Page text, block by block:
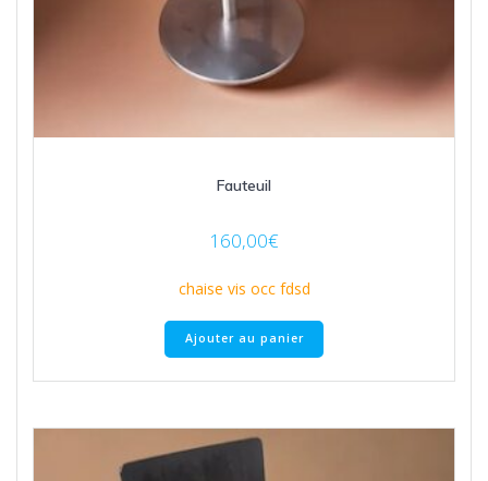
Fauteuil
160,00€
chaise vis occ fdsd
Ajouter au panier